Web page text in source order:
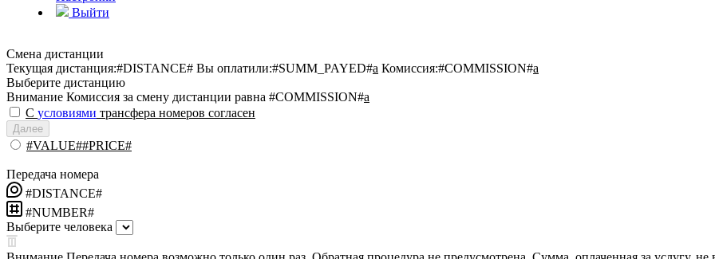
Выйти
Смена дистанции
Текущая дистанция:#DISTANCE# Вы оплатили:#SUMM_PAYED#a Комиссия:#COMMISSION#a
Выберите дистанцию
Внимание Комиссия за смену дистанции равна #COMMISSION#a
С условиями трансфера номеров согласен
Далее
#VALUE##PRICE#
Передача номера
#DISTANCE#
#NUMBER#
Выберите человека